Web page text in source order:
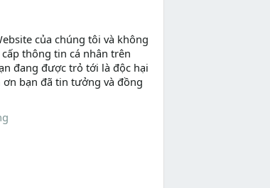
của chúng tôi và không
thông tin cá nhân trên
đang được trỏ tới là độc hại
bạn đã tin tưởng và đồng